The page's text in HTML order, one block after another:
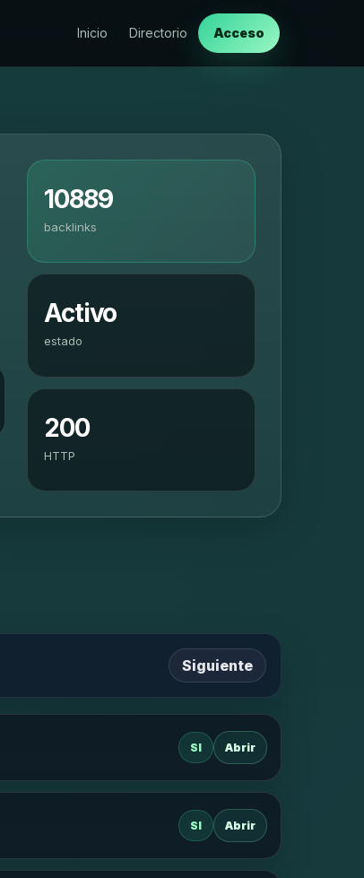
Inicio Directorio Acceso
10889
backlinks
Activo
estado
200
HTTP
Siguiente
SI Abrir
SI Abrir